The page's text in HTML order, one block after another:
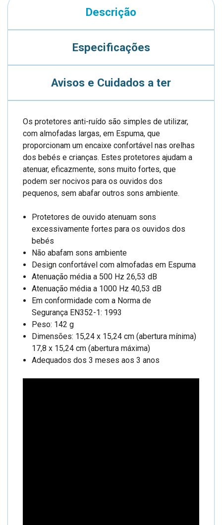
Descrição
Especificações
Avisos e Cuidados a ter
Os protetores anti-ruído são simples de utilizar,
com almofadas largas, em Espuma, que
proporcionam um encaixe confortável nas orelhas
dos bebés e crianças. Estes protetores ajudam a
atenuar, eficazmente, sons muito fortes, que
podem ser nocivos para os ouvidos dos
pequenos, sem abafar outros sons ambiente.
Protetores de ouvido atenuam sons
excessivamente fortes para os ouvidos dos
bebés
Não abafam sons ambiente
Design confortável com almofadas em Espuma
Atenuação média a 500 Hz 26,53 dB
Atenuação média a 1000 Hz 40,53 dB
Em conformidade com a Norma de
Segurança EN352-1: 1993
Peso: 142 g
Dimensões: 15,24 x 15,24 cm (abertura mínima)
17,8 x 15,24 cm (abertura máxima)
Adequados dos 3 meses aos 3 anos